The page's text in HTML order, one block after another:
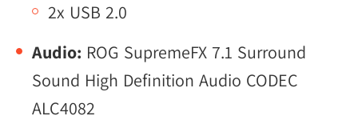
2x USB 2.0
Audio: ROG SupremeFX 7.1 Surround
Sound High Definition Audio CODEC
ALC4082